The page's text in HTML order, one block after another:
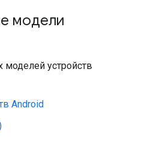
модели
устройств
Android